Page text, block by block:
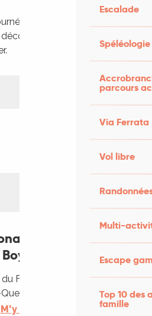
Escalade
Spéléologie
parcours
Via Ferrata
Vol libre
Multi-
Escape
Top 10 des
famille
Nationales des
les oeuvres de
des Artistes
Faubourg Saint-Privat,
Blanc
M'y rendre